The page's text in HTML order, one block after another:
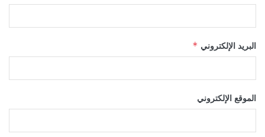
البريد الإلكتروني *
الموقع الإلكتروني